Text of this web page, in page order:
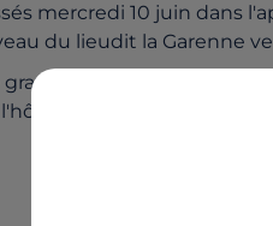
mercredi 10 juin dans
du lieudit la Garenne
blessée, et un
de Saint Nazaire.